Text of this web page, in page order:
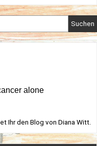
Suchen
alone
Ihr den Blog von Diana Witt.